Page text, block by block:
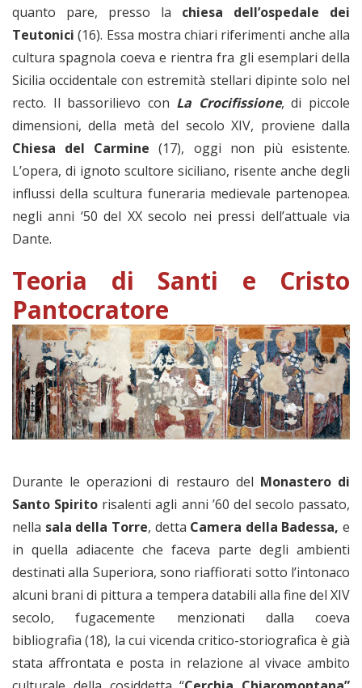
quanto pare, presso la chiesa dell’ospedale dei
Teutonici (16). Essa mostra chiari riferimenti anche alla
cultura spagnola coeva e rientra fra gli esemplari della
Sicilia occidentale con estremità stellari dipinte solo nel
recto. Il bassorilievo con La Crocifissione, di piccole
dimensioni, della metà del secolo XIV, proviene dalla
Chiesa del Carmine (17), oggi non più esistente.
L’opera, di ignoto scultore siciliano, risente anche degli
influssi della scultura funeraria medievale partenopea.
negli anni ‘50 del XX secolo nei pressi dell’attuale via
Dante.
Teoria di Santi e Cristo
Pantocratore
Durante le operazioni di restauro del Monastero di
Santo Spirito risalenti agli anni ’60 del secolo passato,
nella sala della Torre, detta Camera della Badessa, e
in quella adiacente che faceva parte degli ambienti
destinati alla Superiora, sono riaffiorati sotto l’intonaco
alcuni brani di pittura a tempera databili alla fine del XIV
secolo, fugacemente menzionati dalla coeva
bibliografia (18), la cui vicenda critico-storiografica è già
stata affrontata e posta in relazione al vivace ambito